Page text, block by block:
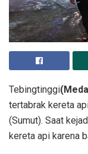
Tebingtinggi
tertabrak kereta
(Sumut). Saat
kereta api karena